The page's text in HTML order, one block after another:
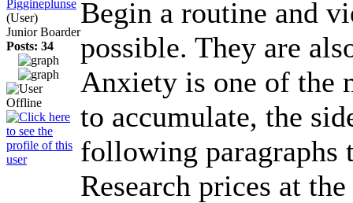
Piggineplunse
(User)
Junior Boarder
Posts: 34
Begin a routine and
possible. They are
Anxiety is one of the
to accumulate, the
following paragraphs
Research prices at